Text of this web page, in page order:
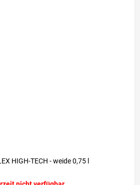
HIGH-TECH - weide 0,75 l